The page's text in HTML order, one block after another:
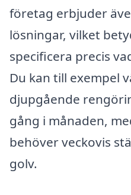
företag erbjuder
lösningar, vilket
specificera precis
Du kan till exempel
djupgående
gång i månaden,
behöver veckovis
golv.